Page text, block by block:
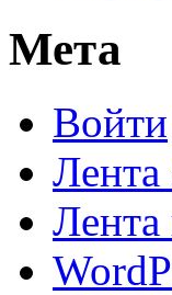
Мета
Войти
Лента
Лента